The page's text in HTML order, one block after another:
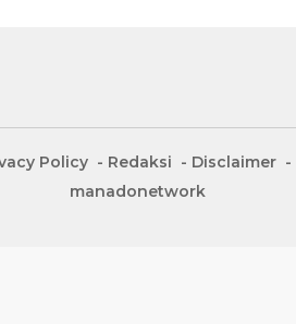
Policy Redaksi Disclaimer
manadonetwork